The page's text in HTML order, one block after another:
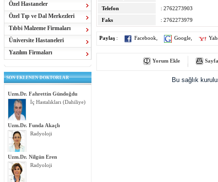
Özel Hastaneler
Özel Tıp ve Dal Merkezleri
Tıbbi Malzeme Firmaları
Üniversite Hastaneleri
Yazılım Firmaları
SON EKLENEN DOKTORLAR
Uzm.Dr. Fahrettin Gündoğdu
İç Hastalıkları (Dahiliye)
Uzm.Dr. Funda Akaçlı
Radyoloji
Uzm.Dr. Nilgün Eren
Radyoloji
Telefon
: 2762273903
Faks
: 2762273979
Paylaş : Facebook Google
Yorum Ekle
Bu sağlık